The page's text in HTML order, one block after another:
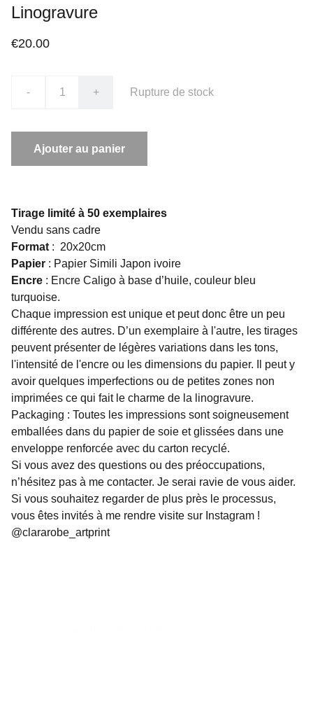
Linogravure
€20.00
- + Rupture de stock
Ajouter au panier
Tirage limité à 50 exemplaires
Vendu sans cadre
Format : 20x20cm
Papier : Papier Simili Japon ivoire
Encre : Encre Caligo à base d’huile, couleur bleu
turquoise.
Chaque impression est unique et peut donc être un peu
différente des autres. D’un exemplaire à l'autre, les tirages
peuvent présenter de légères variations dans les tons,
l'intensité de l'encre ou les dimensions du papier. Il peut y
avoir quelques imperfections ou de petites zones non
imprimées ce qui fait le charme de la linogravure.
Packaging : Toutes les impressions sont soigneusement
emballées dans du papier de soie et glissées dans une
enveloppe renforcée avec du carton recyclé.
Si vous avez des questions ou des préoccupations,
n’hésitez pas à me contacter. Je serai ravie de vous aider.
Si vous souhaitez regarder de plus près le processus,
vous êtes invités à me rendre visite sur Instagram !
@clararobe_artprint